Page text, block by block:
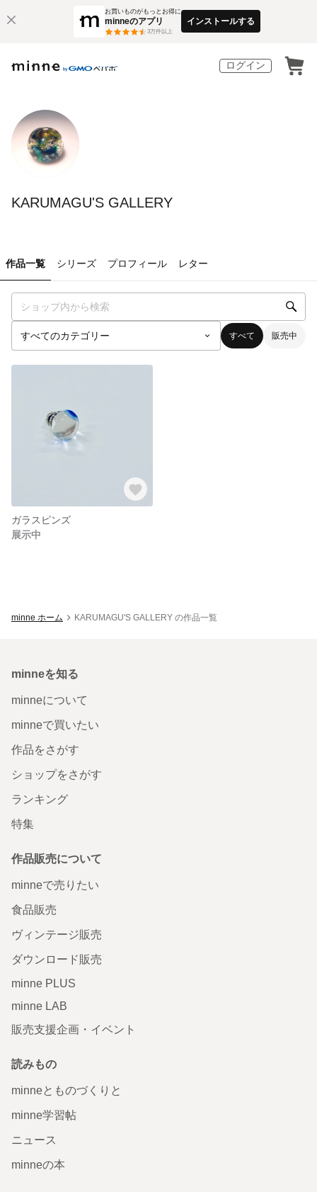
お買いものがもっとお得に
minneのアプリ
3万件以上
インストールする
ログイン
KARUMAGU'S GALLERY
作品一覧 シリーズ プロフィール レター
すべて 販売中
ガラスピンズ
展示中
minne ホーム KARUMAGU'S GALLERY の作品一覧
minneを知る
minneについて
minneで買いたい
作品をさがす
ショップをさがす
ランキング
特集
作品販売について
minneで売りたい
食品販売
ヴィンテージ販売
ダウンロード販売
minne PLUS
minne LAB
販売支援企画・イベント
読みもの
minneとものづくりと
minne学習帖
ニュース
minneの本